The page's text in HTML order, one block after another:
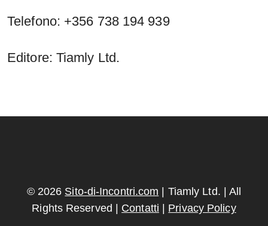
Telefono: +356 738 194 939
Editore: Tiamly Ltd.
© 2026 Sito-di-Incontri.com | Tiamly Ltd. | All
Rights Reserved | Contatti Privacy Policy